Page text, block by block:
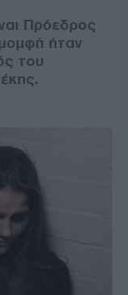
Πρόεδρος
ήταν
του